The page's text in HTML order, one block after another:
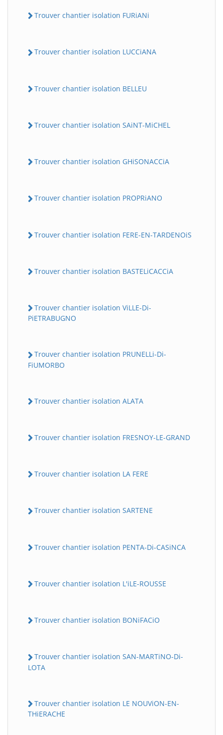
Trouver chantier isolation FURiANi
Trouver chantier isolation LUCCiANA
Trouver chantier isolation BELLEU
Trouver chantier isolation SAiNT-MiCHEL
Trouver chantier isolation GHiSONACCiA
Trouver chantier isolation PROPRiANO
Trouver chantier isolation FERE-EN-TARDENOiS
Trouver chantier isolation BASTELiCACCiA
Trouver chantier isolation ViLLE-Di-
PiETRABUGNO
Trouver chantier isolation PRUNELLi-Di-
FiUMORBO
Trouver chantier isolation ALATA
Trouver chantier isolation FRESNOY-LE-GRAND
Trouver chantier isolation LA FERE
Trouver chantier isolation SARTENE
Trouver chantier isolation PENTA-Di-CASiNCA
Trouver chantier isolation L'iLE-ROUSSE
Trouver chantier isolation BONiFACiO
Trouver chantier isolation SAN-MARTiNO-Di-
LOTA
Trouver chantier isolation LE NOUViON-EN-
THiERACHE